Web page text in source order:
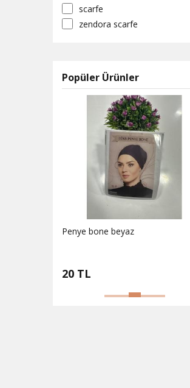
scarfe
zendora scarfe
Popüler Ürünler
Geçmeli çapraz bone lacivert
25 TL